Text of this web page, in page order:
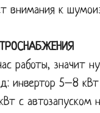
к
работы, значит
инвертор 5–8
с